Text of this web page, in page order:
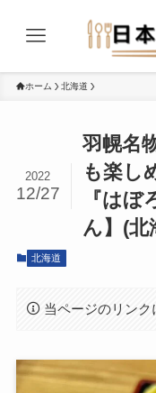
ホーム 北海道
羽幌名
も楽し
『は
ん】(北
2022
12/27
北海道
当ページのリンク